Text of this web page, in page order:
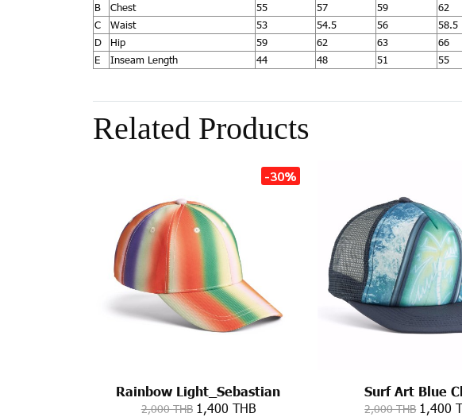
B
Chest 55 57 59 62
C
Waist 53 54.5 56 58.5
D
Hip 59 62 63 66
E
Inseam Length 44 48 51 55
Related Products
-30%
Rainbow Light_Sebastian
2,000 THB 1,400 THB
Surf Art Blue
2,000 THB 1,400